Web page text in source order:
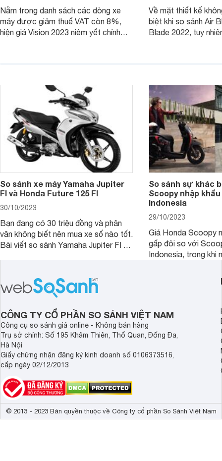
Nằm trong danh sách các dòng xe
máy được giảm thuế VAT còn 8%,
hiện giá Vision 2023 niêm yết chính
Về mặt thiết kế
biệt khi so sánh Air
Blade 2022, tuy
So sánh xe máy Yamaha Jupiter
FI và Honda Future 125 FI
30/10/2023
Bạn đang có 30 triệu đồng và phân
vân không biết nên mua xe số nào tốt.
Bài viết so sánh Yamaha Jupiter FI và
So sánh sự khác
Scoopy nhập
Indonesia
29/10/2023
Giá Honda Scoopy
gấp đôi so với
Indonesia, trong khi
chênh lệch giá lớn
sánh Honda
CÔNG TY CỔ PHẦN SO SÁNH VIỆT NAM
Công cụ so sánh giá online - Không bán hàng
Trụ sở chính: Số 195 Khâm Thiên, Thổ Quan, Đống Đa,
Hà Nội
Giấy chứng nhận đăng ký kinh doanh số 0106373516,
cấp ngày 02/12/2013
© 2013 - 2023 Bản quyền thuộc về Công ty cổ phần So Sánh Việt Nam